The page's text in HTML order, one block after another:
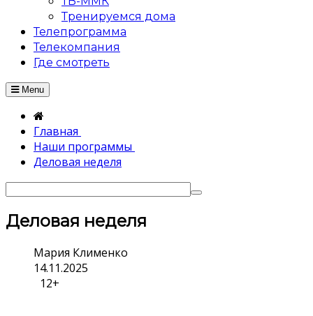
Тренируемся дома
Телепрограмма
Телекомпания
Где смотреть
Menu
Главная
Наши программы
Деловая неделя
Деловая неделя
Мария Клименко
14.11.2025
12+